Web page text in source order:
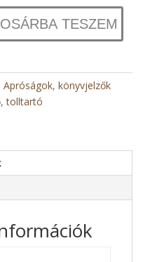
TESZEM
Apróságok, könyvjelzők
,tolltartó